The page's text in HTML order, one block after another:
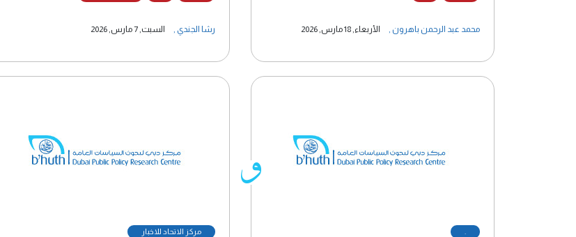
محمد عبد الرحمن باهرون , الأربعاء, 18 مارس, 2026 رشا الجندي , السبت, 7 مارس, 2026
مركز الاتحاد للاخبار